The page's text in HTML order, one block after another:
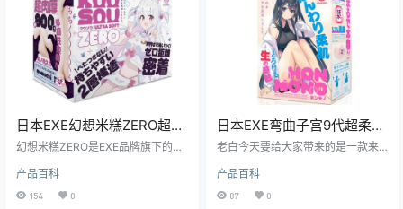
日本EXE幻想米糕ZERO超柔
软慢玩飞机杯测评报告
幻想米糕ZERO是EXE品牌旗下的一
常的柔软度和独特的使用体验在众
多产品中脱颖而出。作为白日梦社
产品百科
154 0
日本EXE弯曲子宫9代超柔软
慢玩弯曲子宫飞机杯测评
老白今天要给大家带来的是一款来
子宫9代。这款飞机杯以其超柔软的
材质和独特的弯曲子宫设计，成为
产品百科
87 0